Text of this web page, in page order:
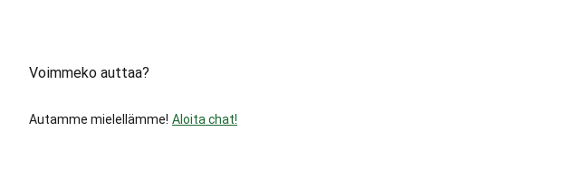
Voimmeko auttaa?
Autamme mielellämme! Aloita chat!